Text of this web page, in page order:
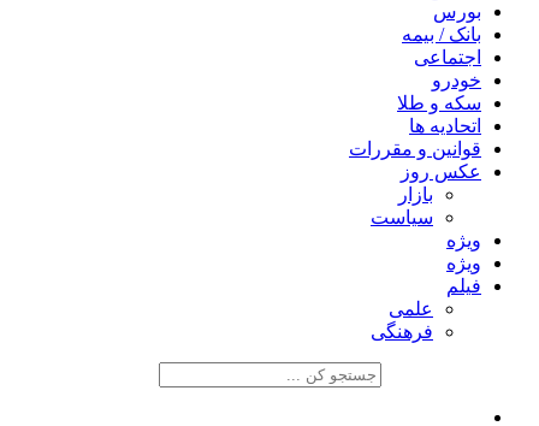
بورس
بانک / بیمه
اجتماعی
خودرو
سکه و طلا
اتحادیه ها
قوانین و مقررات
عکس روز
بازار
سیاست
ویژه
ویژه
فیلم
علمی
فرهنگی